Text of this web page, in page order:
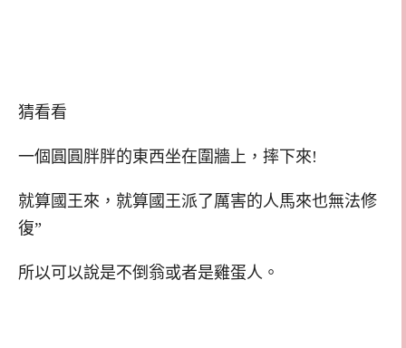
猜看看
一個圓圓胖胖的東西坐在圍牆上，摔下來!
就算國王來，就算國王派了厲害的人馬來也無法修
復”
所以可以說是不倒翁或者是雞蛋人。